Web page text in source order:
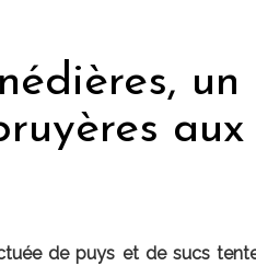
un
aux
de puys et de sucs